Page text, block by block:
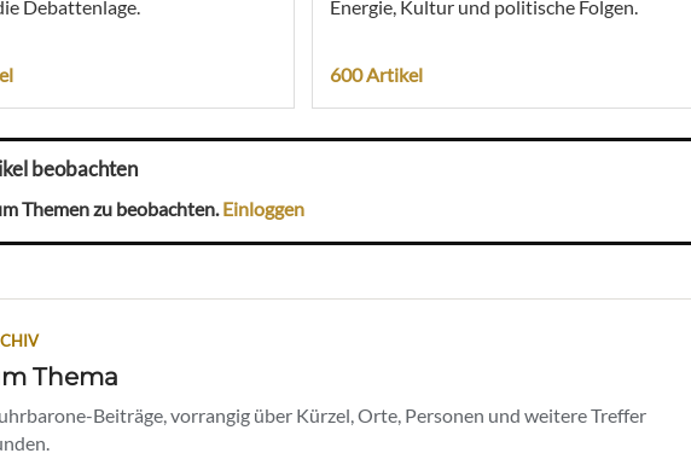
Debattenlage.
Energie, Kultur und politische Folgen.
600 Artikel
beobachten
Themen zu beobachten.Einloggen
Thema
Beiträge, vorrangig über Kürzel, Orte, Personen und weitere Treffer